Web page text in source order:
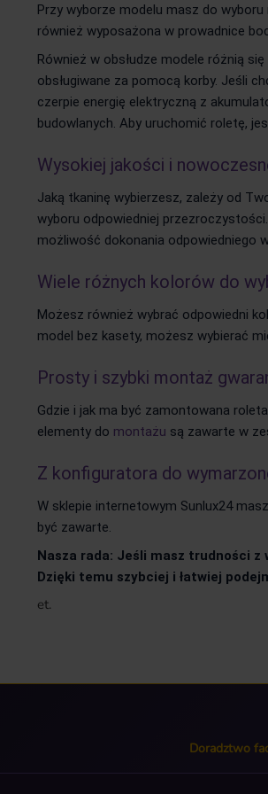
Przy wyborze modelu masz do
również wyposażona w prowadnice
Również w obsłudze modele różnią
obsługiwane za pomocą korby. Jeśli
czerpie energię elektryczną z
budowlanych. Aby uruchomić roletę,
Wysokiej jakości i
Jaką tkaninę wybierzesz, zależy od
wyboru odpowiedniej
możliwość dokonania odpowiedniego
Wiele różnych kolorów do
Możesz również wybrać odpowiedni
model bez kasety, możesz wybierać
Prosty i szybki montaż
Gdzie i jak ma być zamontowana
elementy do montażu są zawarte w
Z konfiguratora do
W sklepie internetowym Sunlux24
być zawarte.
Nasza rada: Jeśli masz trudności
Dzięki temu szybciej i łatwiej
et.
Doradztwo